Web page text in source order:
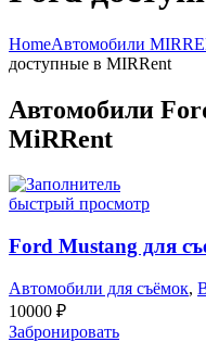
HomeАвтомобили
доступные в MIRRent
Автомобили
MiRRent
быстрый просмотр
Ford Mustang для
Автомобили для съёмок,
10000 ₽
Забронировать